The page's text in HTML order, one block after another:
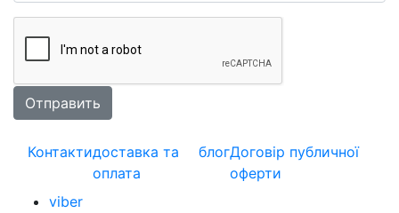
Контактидоставка та
оплата
блогДоговір публичної
оферти
viber